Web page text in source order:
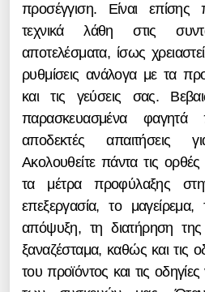
προσέγγιση. Είναι
τεχνικά λάθη στις
αποτελέσματα, ίσως
ρυθμίσεις ανάλογα με τα
και τις γεύσεις σας.
παρασκευασμένα φαγητά
αποδεκτές απαιτήσεις
Ακολουθείτε πάντα τις ορθές
τα μέτρα προφύλαξης
επεξεργασία, το
απόψυξη, τη διατήρηση της
ξαναζέσταμα, καθώς και τις
του προϊόντος και τις